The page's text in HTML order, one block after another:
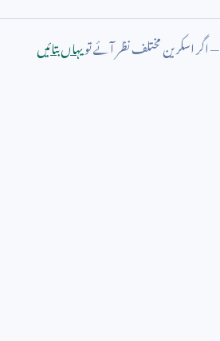
— اگر اسکرین مختلف نظر آئے تویہاں بتائیں